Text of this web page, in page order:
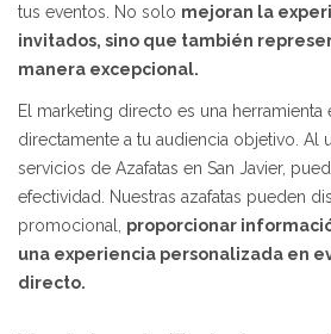
tus eventos. No solo mejoran la
invitados, sino que también
manera excepcional.
El marketing directo es una herramienta
directamente a tu audiencia objetivo. Al
servicios de Azafatas en San Javier,
efectividad. Nuestras azafatas pueden
promocional, proporcionar
una experiencia personalizada en
directo.